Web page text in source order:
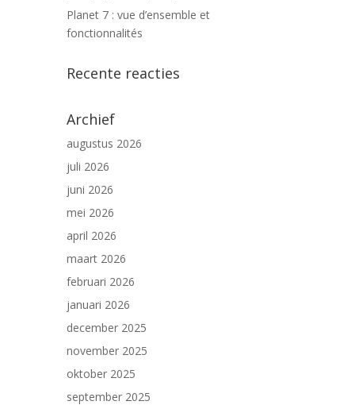
Planet 7 : vue d’ensemble et
fonctionnalités
Recente reacties
Archief
augustus 2026
juli 2026
juni 2026
mei 2026
april 2026
maart 2026
februari 2026
januari 2026
december 2025
november 2025
oktober 2025
september 2025